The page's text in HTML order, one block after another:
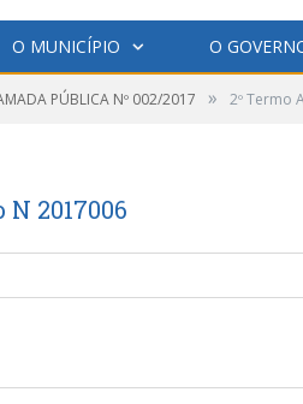
O MUNICÍPIO O
PÚBLICA Nº 002/2017 » 2º Termo
2017006